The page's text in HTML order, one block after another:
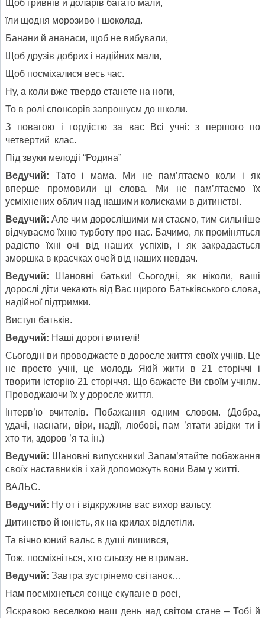
Щоб гривнів й доларів багато мали,
їли щодня морозиво і шоколад.
Банани й ананаси, щоб не вибували,
Щоб друзів добрих і надійних мали,
Щоб посміхалися весь час.
Ну, а коли вже твердо станете на ноги,
То в ролі спонсорів запрошуєм до школи.
З повагою і гордістю за вас Всі учні: з першого по
четвертий клас.
Під звуки мелодіі “Родина”
Ведучий: Тато і мама. Ми не пам’ятаємо коли і як
вперше промовили ці слова. Ми не пам’ятаємо їх
усміхнених облич над нашими колисками в дитинстві.
Ведучий: Але чим дорослішими ми стаємо, тим сильніше
відчуваємо їхню турботу про нас. Бачимо, як проміняться
радістю їхні очі від наших успіхів, і як закрадається
зморшка в краєчках очей від наших невдач.
Ведучий: Шановні батьки! Сьогодні, як ніколи, ваші
дорослі діти чекають від Вас щирого Батьківського слова,
надійної підтримки.
Виступ батьків.
Ведучий: Наші дорогі вчителі!
Сьогодні ви проводжаєте в доросле життя своїх учнів. Це
не просто учні, це молодь Якій жити в 21 сторіччі і
творити історію 21 сторіччя. Що бажаєте Ви своїм учням.
Проводжаючи їх у доросле життя.
Інтерв’ю вчителів. Побажання одним словом. (Добра,
удачі, наснаги, віри, надії, любові, пам ’ятати звідки ти і
хто ти, здоров ’я та ін.)
Ведучий: Шановні випускники! Запам’ятайте побажання
своїх наставників і хай допоможуть вони Вам у житті.
ВАЛЬС.
Ведучий: Ну от і відкружляв вас вихор вальсу.
Дитинство й юність, як на крилах відлетіли.
Та вічно юний вальс в душі лишився,
Тож, посміхніться, хто сльозу не втримав.
Ведучий: Завтра зустрінемо світанок…
Нам посміхнеться сонце скупане в росі,
Яскравою веселкою наш день над світом стане – Тобі й